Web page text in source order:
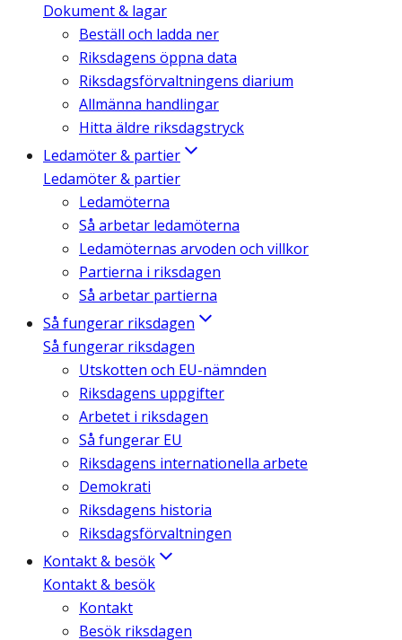
Dokument & lagar
Beställ och ladda ner
Riksdagens öppna data
Riksdagsförvaltningens diarium
Allmänna handlingar
Hitta äldre riksdagstryck
Ledamöter & partier
Ledamöter & partier
Ledamöterna
Så arbetar ledamöterna
Ledamöternas arvoden och villkor
Partierna i riksdagen
Så arbetar partierna
Så fungerar riksdagen
Så fungerar riksdagen
Utskotten och EU-nämnden
Riksdagens uppgifter
Arbetet i riksdagen
Så fungerar EU
Riksdagens internationella arbete
Demokrati
Riksdagens historia
Riksdagsförvaltningen
Kontakt & besök
Kontakt & besök
Kontakt
Besök riksdagen